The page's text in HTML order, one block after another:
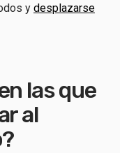
y desplazarse
las que
al